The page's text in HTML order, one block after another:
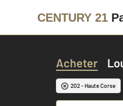
CENTURY 21
Acheter
202 - Haute Corse